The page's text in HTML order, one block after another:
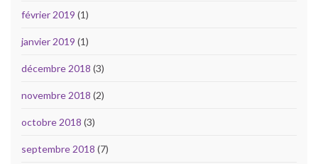
février 2019 (1)
janvier 2019 (1)
décembre 2018 (3)
novembre 2018 (2)
octobre 2018 (3)
septembre 2018 (7)